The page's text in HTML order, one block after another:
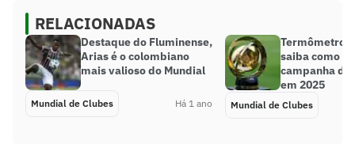
RELACIONADAS
Destaque do Fluminense,
Arias é o colombiano
mais valioso do Mundial
Mundial de Clubes Há 1 ano
Termômetro
saiba como
campanha de
em 2025
Mundial de Clubes